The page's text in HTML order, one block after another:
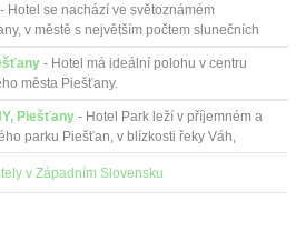
- Hotel se nachází ve světoznámém
v městě s největším počtem slunečních
- Hotel má ideální polohu v centru
města Piešťany.
Piešťany - Hotel Park leží v příjemném a
parku Piešťan, v blízkosti řeky Váh,
s obchody a k...
v Západním Slovensku